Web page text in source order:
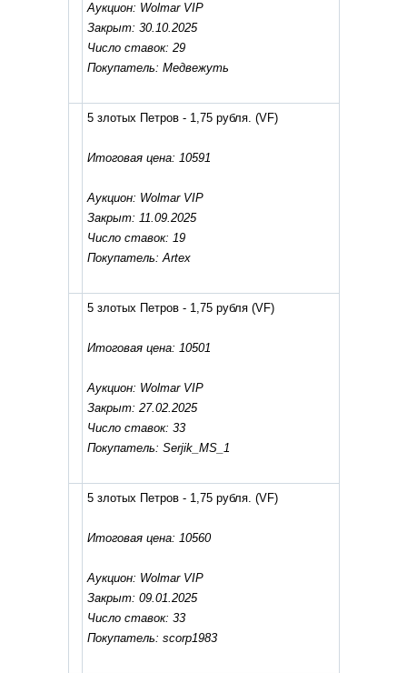
Аукцион: Wolmar VIP
Закрыт: 30.10.2025
Число ставок: 29
Покупатель: Медвежуть
5 злотых Петров - 1,75 рубля. (VF)
Итоговая цена: 10591
Аукцион: Wolmar VIP
Закрыт: 11.09.2025
Число ставок: 19
Покупатель: Artex
5 злотых Петров - 1,75 рубля(VF)
Итоговая цена: 10501
Аукцион: Wolmar VIP
Закрыт: 27.02.2025
Число ставок: 33
Покупатель: Serjik_MS_1
5 злотых Петров - 1,75 рубля. (VF)
Итоговая цена: 10560
Аукцион: Wolmar VIP
Закрыт: 09.01.2025
Число ставок: 33
Покупатель: scorp1983